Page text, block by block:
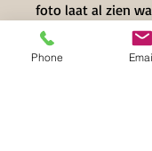
foto laat al zien
schaduwdelen
highlights
Phone